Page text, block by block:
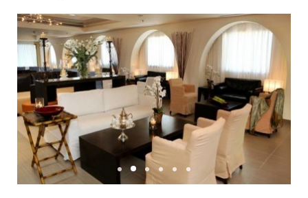
Номер телефона*
Дата заезда
Дата отъезда